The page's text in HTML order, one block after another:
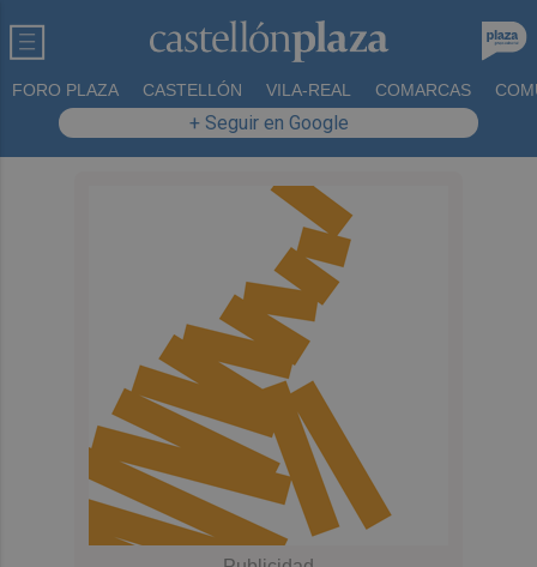
FORO PLAZA CASTELLÓN VILA-REAL COMARCAS
+ Seguir en Google